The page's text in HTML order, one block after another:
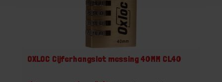
OXLOC Cijferhangslot messing 40MM CL40